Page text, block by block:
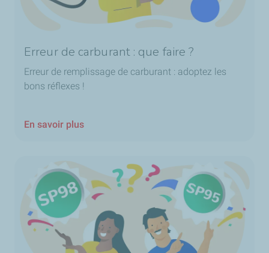
Erreur de carburant : que faire ?
Erreur de remplissage de carburant : adoptez les
bons réflexes !
En savoir plus